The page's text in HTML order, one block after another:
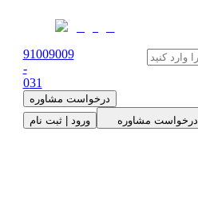
91009009
-
031
درخواست مشاوره
ورود | ثبت نام
درخواست مشاوره